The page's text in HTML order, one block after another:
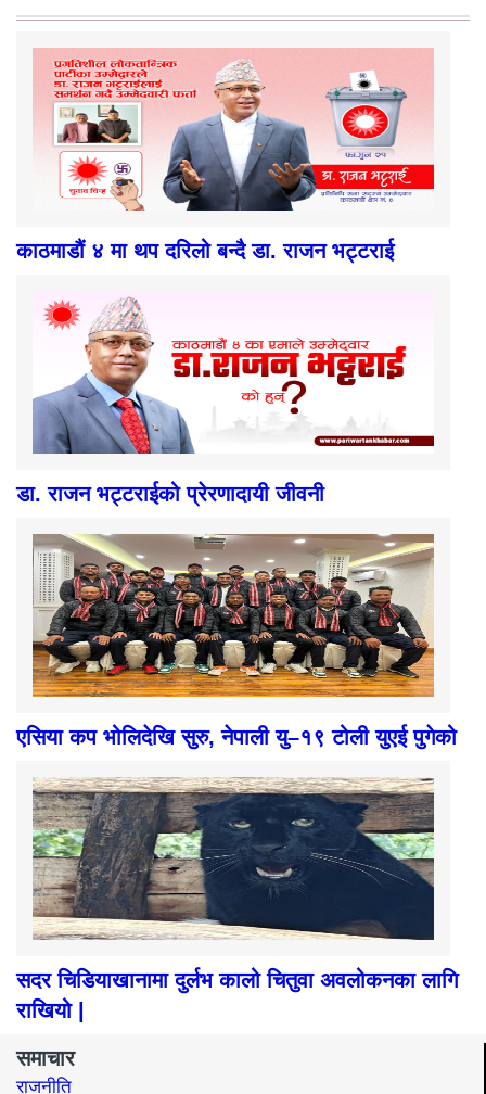
काठमाडौं ४ मा थप दरिलो बन्दै डा. राजन भट्टराई
डा. राजन भट्टराईको प्रेरणादायी जीवनी
एसिया कप भोलिदेखि सुरु, नेपाली यु–१९ टोली युएई पुगेको
सदर चिडियाखानामा दुर्लभ कालो चितुवा अवलोकनका लागि
राखियो |
समाचार
राजनीति